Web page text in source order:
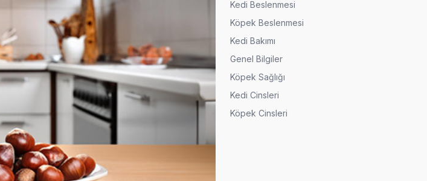
Kedi Beslenmesi
Köpek Beslenmesi
Kedi Bakımı
Genel Bilgiler
Köpek Sağlığı
Kedi Cinsleri
Köpek Cinsleri